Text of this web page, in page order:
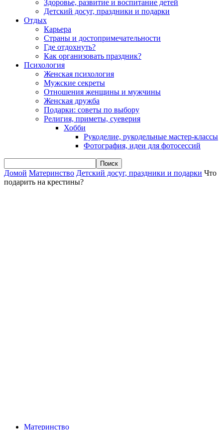
Здоровье, развитие и воспитание детей
Детский досуг, праздники и подарки
Отдых
Карьера
Страны и достопримечательности
Где отдохнуть?
Как организовать праздник?
Психология
Женская психология
Мужские секреты
Отношения женщины и мужчины
Женская дружба
Подарки: советы по выбору
Религия, приметы, суеверия
Хобби
Рукоделие, рукодельные мастер-классы
Фотография, идеи для фотосессий
Домой Материнство Детский досуг, праздники и подарки Что
подарить на крестины?
Материнство